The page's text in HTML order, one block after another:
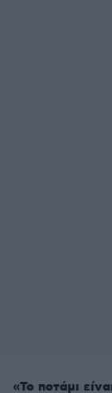
«Το ποτάμι